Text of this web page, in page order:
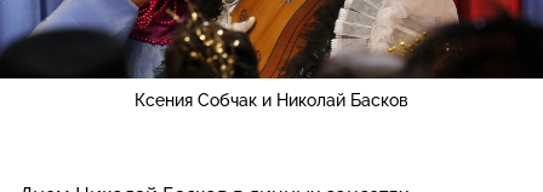
Ксения Собчак и Николай Басков